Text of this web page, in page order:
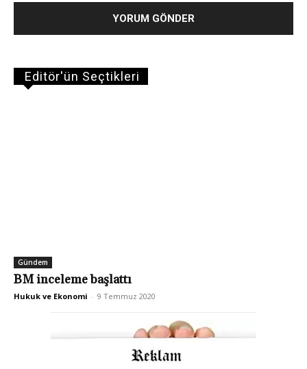
Editör'ün Seçtikleri
Gündem
BM inceleme başlattı
Hukuk ve Ekonomi - 9 Temmuz 2020